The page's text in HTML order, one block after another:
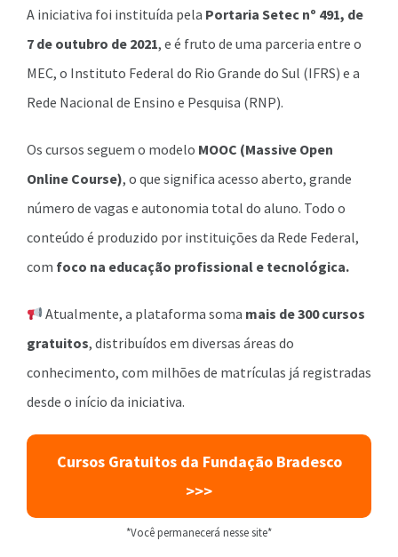
A iniciativa foi instituída pela Portaria Setec nº 491, de
7 de outubro de 2021, e é fruto de uma parceria entre o
MEC, o Instituto Federal do Rio Grande do Sul (IFRS) e a
Rede Nacional de Ensino e Pesquisa (RNP).
Os cursos seguem o modelo MOOC (Massive Open
Online Course), o que significa acesso aberto, grande
número de vagas e autonomia total do aluno. Todo o
conteúdo é produzido por instituições da Rede Federal,
com foco na educação profissional e tecnológica.
Atualmente, a plataforma soma mais de 300 cursos
gratuitos, distribuídos em diversas áreas do
conhecimento, com milhões de matrículas já registradas
desde o início da iniciativa.
Cursos Gratuitos da Fundação Bradesco
>>>
*Você permanecerá nesse site*